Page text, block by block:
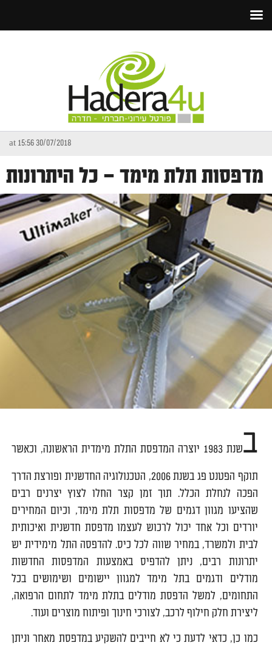
30/07/2018 at 15:56
מדפסות תלת מימד – כל היתרונות
ב שנת 1983 יוצרה המדפסת התלת מימדית הראשונה, וכאשר
תוקף הפטנט פג בשנת 2006, הטכנולוגיה החדשנית ופורצת הדרך
הפכה לנחלת הכלל. תוך זמן קצר החלו לצוץ יצרנים רבים
שהציעו מגוון דגמים של מדפסות תלת מימד, וכיום המחירים
יורדים וכל אחד יכול לרכוש לעצמו מדפסת חדשנית ואיכותית
לבית ולמשרד, במחיר שווה לכל כיס. להדפסה התל מימידית יש
יתרונות רבים, ניתן להדפיס באמצעות המדפסות החדשות
מודלים ודגמים בתל מימד למגוון יישומים ושימושים בכל
התחומים, למשל הדפסת מודלים בתלת מימד לתחום הרפואה,
ליצירת חלק חילוף לרכב, לצורכי חינוך ופיתוח מוצרים ועוד.
כמו כן, כדאי לדעת כי לא חייבים להשקיע במדפסת מאחר וניתן